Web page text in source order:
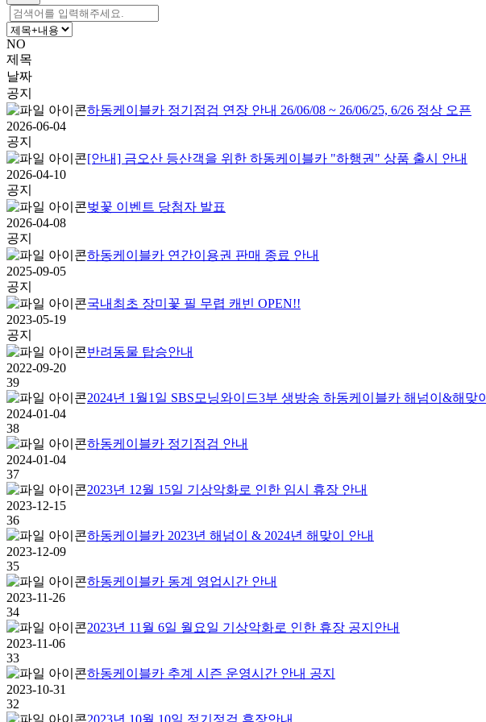
NO
제목
날짜
공지
하동케이블카 정기점검 연장 안내 26/06/08 ~ 26/06/25, 6/26 정상 오픈
2026-06-04
공지
[안내] 금오산 등산객을 위한 하동케이블카 "하행권" 상품 출시 안내
2026-04-10
공지
벚꽃 이벤트 당첨자 발표
2026-04-08
공지
하동케이블카 연간이용권 판매 종료 안내
2025-09-05
공지
국내최초 장미꽃 필 무렵 캐빈 OPEN!!
2023-05-19
공지
반려동물 탑승안내
2022-09-20
39
2024년 1월1일 SBS모닝와이드3부 생방송 하동케이블카 해넘이&해맞이
2024-01-04
38
하동케이블카 정기점검 안내
2024-01-04
37
2023년 12월 15일 기상악화로 인한 임시 휴장 안내
2023-12-15
36
하동케이블카 2023년 해넘이 & 2024년 해맞이 안내
2023-12-09
35
하동케이블카 동계 영업시간 안내
2023-11-26
34
2023년 11월 6일 월요일 기상악화로 인한 휴장 공지안내
2023-11-06
33
하동케이블카 추계 시즌 운영시간 안내 공지
2023-10-31
32